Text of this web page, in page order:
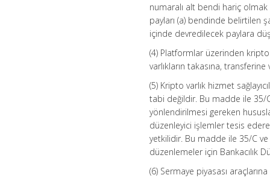
numaralı alt bendi hariç
payları (a) bendinde belirtilen
içinde devredilecek paylara
(4) Platformlar üzerinden kripto
varlıkların takasına,
(5) Kripto varlık hizmet
tabi değildir. Bu madde ile 35/
yönlendirilmesi gereken
düzenleyici işlemler tesis
yetkilidir. Bu madde ile 35/C
düzenlemeler için Bankacılık
(6) Sermaye piyasası